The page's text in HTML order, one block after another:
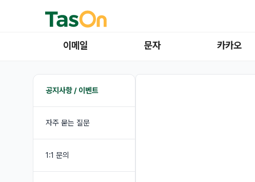
이메일 문자 카카오
공지사항 / 이벤트
자주 묻는 질문
1:1 문의